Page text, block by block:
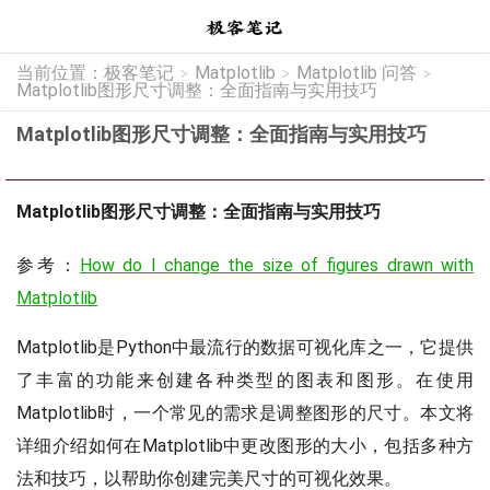
当前位置： 极客笔记 > Matplotlib > Matplotlib 问答 >
Matplotlib图形尺寸调整：全面指南与实用技巧
Matplotlib图形尺寸调整：全面指南与实用技巧
Matplotlib图形尺寸调整：全面指南与实用技巧
参考： How do I change the size of figures drawn with
Matplotlib
Matplotlib是Python中最流行的数据可视化库之一，它提供
了丰富的功能来创建各种类型的图表和图形。在使用
Matplotlib时，一个常见的需求是调整图形的尺寸。本文将
详细介绍如何在Matplotlib中更改图形的大小，包括多种方
法和技巧，以帮助你创建完美尺寸的可视化效果。